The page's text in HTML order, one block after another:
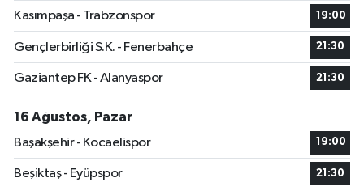
Kasımpaşa - Trabzonspor 19:00
Gençlerbirliği S.K. - Fenerbahçe 21:30
Gaziantep FK - Alanyaspor 21:30
16 Ağustos, Pazar
Başakşehir - Kocaelispor
19:00
Beşiktaş - Eyüpspor 21:30